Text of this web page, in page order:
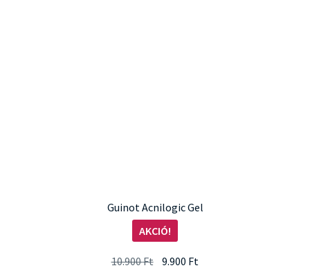
Guinot Acnilogic Gel
AKCIÓ!
10.900Ft Original
9.900 Ft